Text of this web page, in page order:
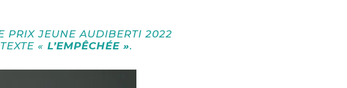
PRIX JEUNE AUDIBERTI 2022
« L’EMPÊCHÉE ».